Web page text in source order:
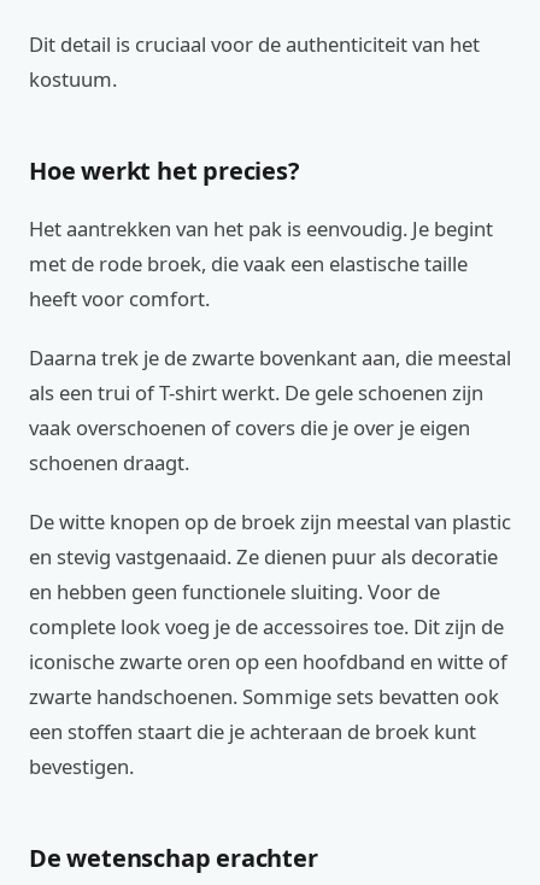
Dit detail is cruciaal voor de authenticiteit van het
kostuum.
Hoe werkt het precies?
Het aantrekken van het pak is eenvoudig. Je begint
met de rode broek, die vaak een elastische taille
heeft voor comfort.
Daarna trek je de zwarte bovenkant aan, die meestal
als een trui of T-shirt werkt. De gele schoenen zijn
vaak overschoenen of covers die je over je eigen
schoenen draagt.
De witte knopen op de broek zijn meestal van plastic
en stevig vastgenaaid. Ze dienen puur als decoratie
en hebben geen functionele sluiting. Voor de
complete look voeg je de accessoires toe. Dit zijn de
iconische zwarte oren op een hoofdband en witte of
zwarte handschoenen. Sommige sets bevatten ook
een stoffen staart die je achteraan de broek kunt
bevestigen.
De wetenschap erachter